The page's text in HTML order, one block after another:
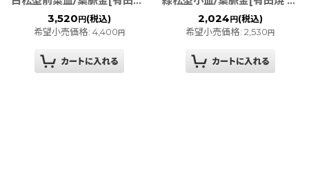
3,520 円(税込)
希望小売価格: 4,400円
2,024 円(税込)
希望小売価格: 2,530円